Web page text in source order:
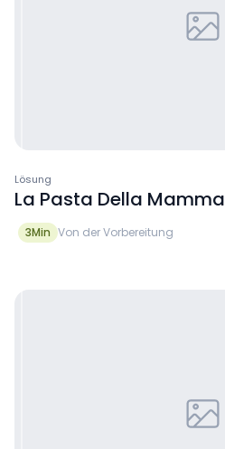
Lösung
La Pasta Della Mamma
3Min Von der Vorbereitung